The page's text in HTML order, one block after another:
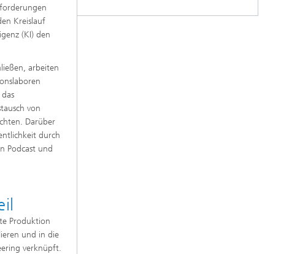
Kreislauf
(KI) den
arbeiten
von
Darüber
durch
Podcast und
Produktion
und in die
verknüpft.